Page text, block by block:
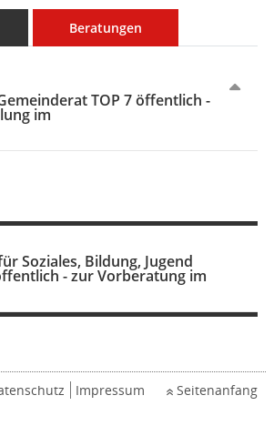
Beratungen
TOP 7 öffentlich -
im
Soziales, Bildung, Jugend
- zur Vorberatung im
Impressum Seitenanfang